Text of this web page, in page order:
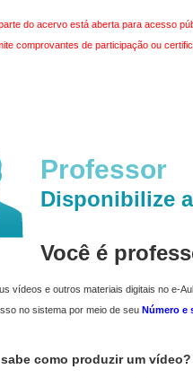
do acervo está aberta para acesso
comprovantes de participação ou
Professor
Disponibilize
Você é
vídeos e outros materiais digitais no e-
no sistema por meio de seu Número e
sabe como produzir um vídeo?